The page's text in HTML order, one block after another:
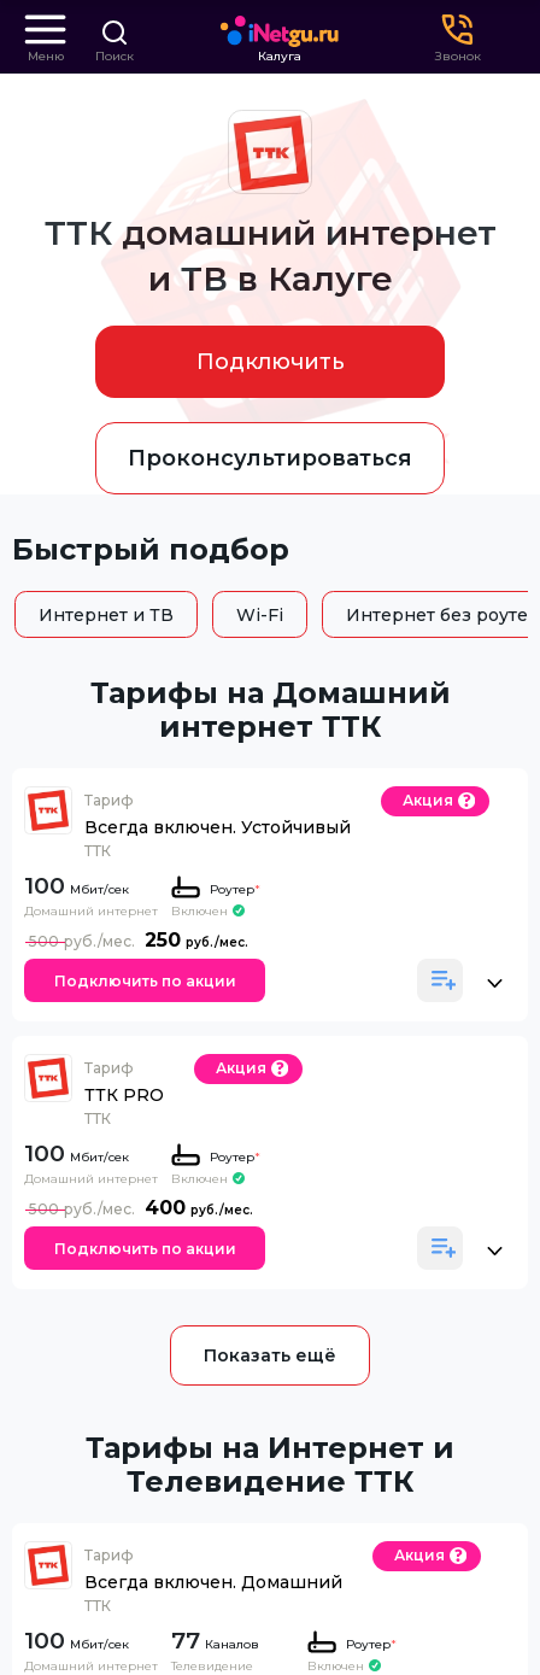
Меню Поиск Калуга Звонок
ТТК домашний интернет
и ТВ в Калуге
Подключить
Проконсультироваться
Быстрый подбор
Интернет и ТВ Wi-Fi Интернет без
Тарифы на Домашний
интернет ТТК
Тариф
Всегда включен. Устойчивый
ТТК
Акция
100
Домашний интернет
Роутер*
Включен
250
500
Подключить по акции
Тариф
ТТК PRO
ТТК
Акция
100
Домашний интернет
Роутер*
Включен
400
500
Подключить по акции
Тарифы на Интернет и
Телевидение ТТК
Тариф
Всегда включен. Домашний
ТТК
Акция
100
Домашний интернет
77 Каналов
Телевидение
Роутер*
Включен